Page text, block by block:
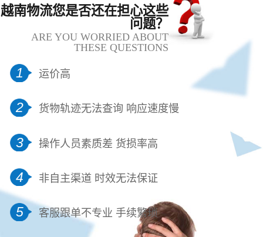
越南物流您是否还在担心这些
问题？
ARE YOU WORRIED ABOUT
THESE QUESTIONS
1 运价高
2 货物轨迹无法查询 响应速度慢
3 操作人员素质差 货损率高
4 非自主渠道 时效无法保证
5 客服跟单不专业 手续繁琐